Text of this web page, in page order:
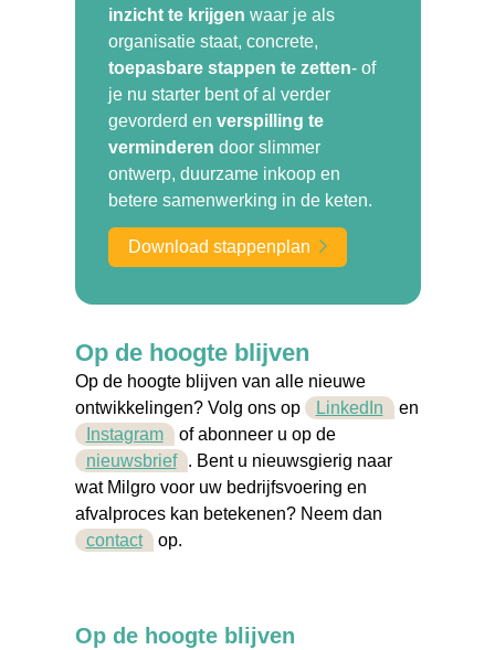
inzicht te krijgen waar je als
organisatie staat, concrete,
toepasbare stappen te zetten- of
je nu starter bent of al verder
gevorderd en verspilling te
verminderen door slimmer
ontwerp, duurzame inkoop en
betere samenwerking in de keten.
Download stappenplan
Op de hoogte blijven
Op de hoogte blijven van alle nieuwe
ontwikkelingen? Volg ons op
LinkedIn
en
Instagram of abonneer u op de
nieuwsbrief . Bent u nieuwsgierig naar
wat Milgro voor uw bedrijfsvoering en
afvalproces kan betekenen? Neem dan
contact op.
Op de hoogte blijven